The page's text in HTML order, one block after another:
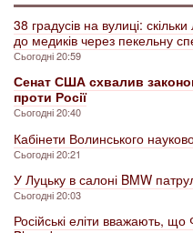
38 градусів на вулиці:
до медиків через пекельну
Сьогодні 20:59
Сенат США схвалив
проти Росії
Сьогодні 20:40
Кабінети Волинського
Сьогодні 20:21
У Луцьку в салоні BMW
Сьогодні 20:03
Російські еліти вважають,